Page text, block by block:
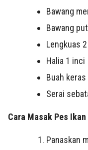
Bawang
Bawang
Lengkuas
Halia 1 inci
Buah
Serai
Cara Masak Pes Ikan
Panaskan